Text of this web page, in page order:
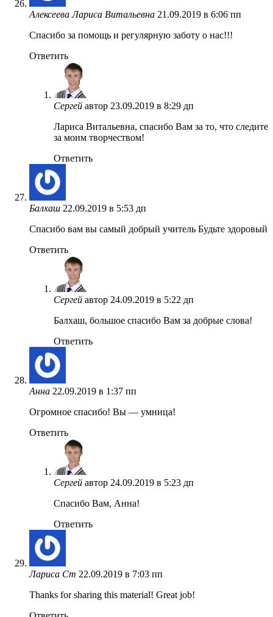
Алексеева Лариса Витальевна 21.09.2019 в 6:06 пп
Спасибо за помощь и регулярную заботу о нас!!!
Ответить
Сергей автор 23.09.2019 в 8:29 дп
Лариса Витальевна, спасибо Вам за то, что следите
за моим творчеством!
Ответить
Балхаш 22.09.2019 в 5:53 дп
Спасибо вам вы самый добрый учитель Будьте здоровый
Ответить
Сергей автор 24.09.2019 в 5:22 дп
Балхаш, большое спасибо Вам за добрые слова!
Ответить
Анна 22.09.2019 в 1:37 пп
Огромное спасибо! Вы — умница!
Ответить
Сергей автор 24.09.2019 в 5:23 дп
Спасибо Вам, Анна!
Ответить
Лариса Ст 22.09.2019 в 7:03 пп
Thanks for sharing this material! Great job!